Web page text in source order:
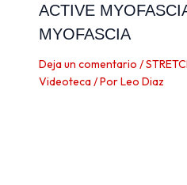
ACTIVE
MYOFASCIA
Deja un comentario /
Videoteca/ PorLeo Diaz